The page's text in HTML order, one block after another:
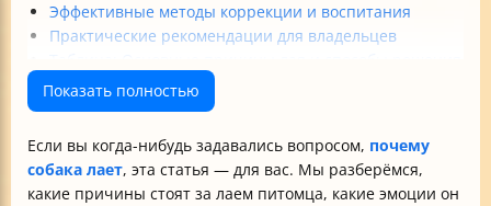
Эффективные методы коррекции и воспитания
Практические рекомендации для владельцев
Итог
Показать полностью
Если вы когда-нибудь задавались вопросом, почему
собака лает, эта статья — для вас. Мы разберёмся,
какие причины стоят за лаем питомца, какие эмоции он